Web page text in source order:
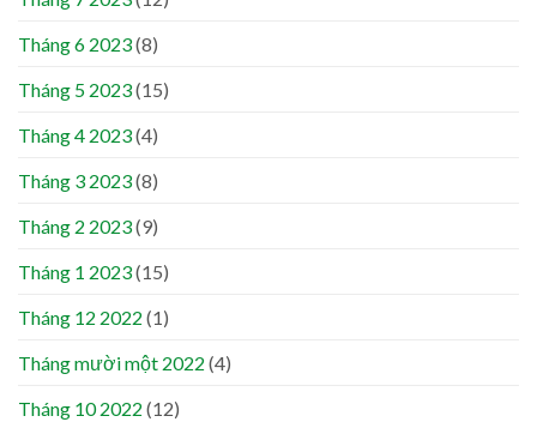
Tháng 6 2023(8)
Tháng 5 2023(15)
Tháng 4 2023(4)
Tháng 3 2023(8)
Tháng 2 2023(9)
Tháng 1 2023(15)
Tháng 12 2022 (1)
Tháng mười một 2022 (4)
Tháng 10 2022 (12)